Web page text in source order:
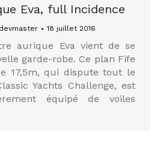
Eva, full Incidence
devmaster 18 juillet 2016
aurique Eva vient de se
garde-robe. Ce plan Fife
17,5m, qui dispute tout le
Yachts Challenge, est
équipé de voiles